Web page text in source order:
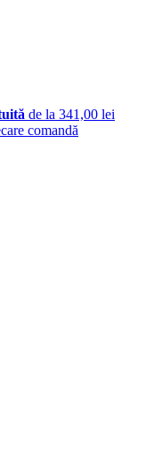
de la 341,00 lei
comandă